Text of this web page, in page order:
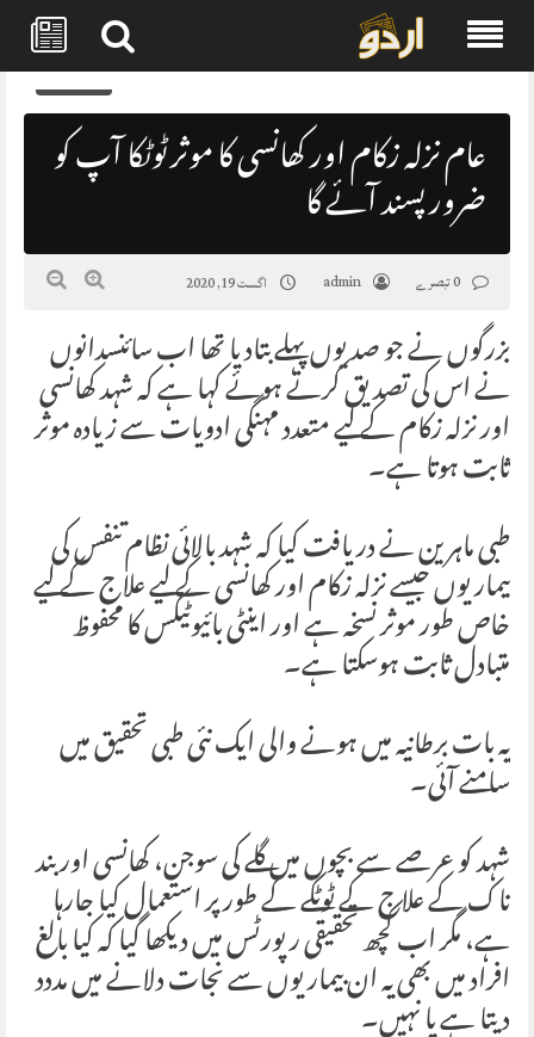
Skip
content
0
عام نزلہ زکام اور کھانسی کا موثر ٹوٹکا آپ کو
ضرور پسند آئے گا
admin اگست 19, 2020
بزرگوں نے جو صدیوں پہلے بتادیا تھا اب سائنسدانوں
نے اس کی تصدیق کرتے ہوئے کہا ہے کہ شہد کھانسی
اور نزلہ زکام کے لیے متعدد مہنگی ادویات سے زیادہ موثر
ثابت ہوتا ہے۔
طبی ماہرین نے دریافت کیا کہ شہد بالائی نظام تنفس کی
بیماریوں جیسے نزلہ زکام اور کھانسی کے لیے علاج کے لیے
خاص طور موثر نسخہ ہے اور اینٹی بائیوٹیکس کا محفوظ
متبادل ثابت ہوسکتا ہے۔
یہ بات برطانیہ میں ہونے والی ایک نئی طبی تحقیق میں
سامنے آئی۔
شہد کو عرصے سے بچوں میں گلے کی سوجن، کھانسی اور بند
ناک کے علاج کے ٹوٹکے کے طور پر استعمال کیا جارہا
ہے، مگر اب کچھ تحقیقی رپورٹس میں دیکھا گیا کہ کیا بالغ
افراد میں بھی یہ ان بیماریوں سے نجات دلانے میں مددد